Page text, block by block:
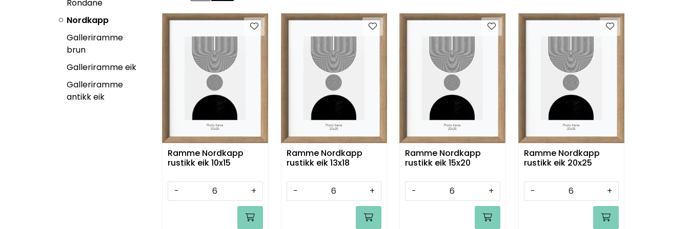
Rondane
Nordkapp
Galleriramme
brun
Galleriramme eik
Galleriramme
antikk eik
Ramme Nordkapp
rustikk eik 10x15
- +
Ramme Nordkapp
rustikk eik 13x18
- +
Ramme Nordkapp
rustikk eik 15x20
- +
Ramme Nordkapp
rustikk eik 20x25
- +